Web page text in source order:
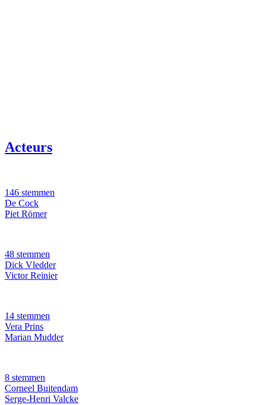
Acteurs
146 stemmen
De Cock
Piet Römer
48 stemmen
Dick Vledder
Victor Reinier
14 stemmen
Vera Prins
Marian Mudder
8 stemmen
Corneel Buitendam
Serge-Henri Valcke